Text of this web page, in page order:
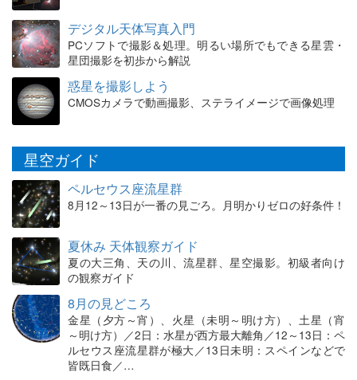
デジタル天体写真入門
PCソフトで撮影＆処理。明るい場所でもできる星雲・
星団撮影を初歩から解説
惑星を撮影しよう
CMOSカメラで動画撮影、ステライメージで画像処理
星空ガイド
ペルセウス座流星群
8月12～13日が一番の見ごろ。月明かりゼロの好条件！
夏休み 天体観察ガイド
夏の大三角、天の川、流星群、星空撮影。初級者向け
の観察ガイド
8月の見どころ
金星（夕方～宵）、火星（未明～明け方）、土星（宵
～明け方）／2日：水星が西方最大離角／12～13日：ペ
ルセウス座流星群が極大／13日未明：スペインなどで
皆既日食／…